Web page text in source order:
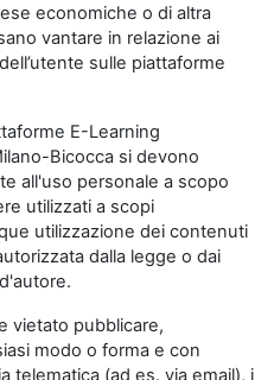
economiche o di altra
vantare in relazione ai
sulle piattaforme
E-Learning
Bicocca si devono
all'uso personale a scopo
utilizzati a scopi
utilizzazione dei contenuti
dalla legge o dai
vietato pubblicare,
modo o forma e con
telematica (ad es. via email), i